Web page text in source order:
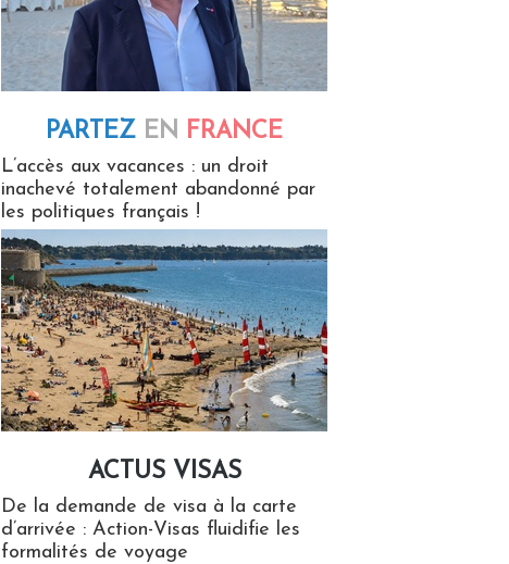
PARTEZ EN FRANCE
L’accès aux vacances : un droit
inachevé totalement abandonné par
les politiques français !
ACTUS VISAS
De la demande de visa à la carte
d’arrivée : Action-Visas fluidifie les
formalités de voyage